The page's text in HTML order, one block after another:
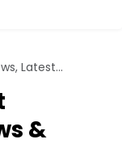
Latest
&